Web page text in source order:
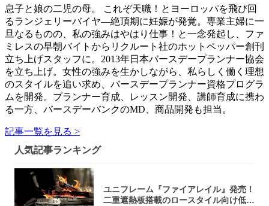
息子と娘の二児の母。 これぞ天職！とヨーロッパを飛び回
るランジェリーバイヤ―絶頂期に妊娠が発覚。専業主婦に一
旦なるものの、私の強みはやはり仕事！と一念発起し、ファ
ミレスの早朝バイトからリクルート社のホットペッパー創刊
立ち上げスタッフに。2013年日本バースデープランナー協会
を立ち上げ。女性の強みを生かしながら、私らしく働く理想
のスタイルを追い求め、バースデープランナー資格プログラ
ムを開発。プランナー育成、レッスン開発、講師育成に携わ
る一方、バースデーバンクのMD、商品開発も担当。
記事一覧を見る >
人気記事ランキング
ユニフレーム『ファイアレイル』発売！
二重遮熱板搭載のロースタイル向け低型